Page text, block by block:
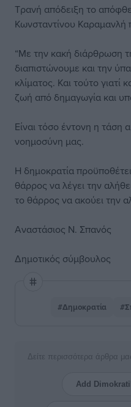
Τρανή απόδειξη το
Κωνσταντίνου Καραμανλή
“Με την κακή διάρθρωση
διαπιστώνουμε και την
κλίματος. Και τούτο γιατί
ζωή από δημαγωγία και
Είναι τόσο έντονη η τάση
νοημοσύνη μας.
Η δημοκρατία
θάρρος να λέγει την
το θάρρος να ακούει την
Αναστάσιος Ν. Σπανός
Δημοτικός σύμβουλος
#Δημοκρατία
Δείτε περισσότερα άρθρα
Add